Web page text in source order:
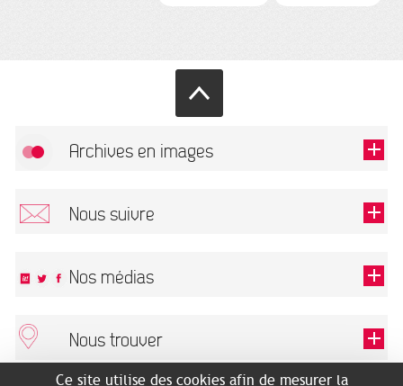
Archives en images
Nous suivre
Ce champ est exigé.
Nos médias
Nous trouver
ARCHIVES MUNICIPALES
Ce site utilise des cookies afin de mesurer la